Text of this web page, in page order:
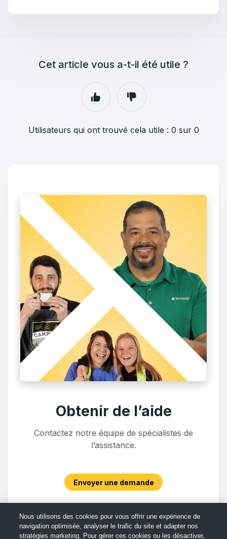
Cet article vous a-t-il été utile ?
Utilisateurs qui ont trouvé cela utile : 0 sur 0
Obtenir de l’aide
Contactez notre équipe de spécialistes de
l’assistance.
Envoyer une demande
Nous utilisons des cookies pour vous offrir une expérience de
navigation optimisée, analyser le trafic du site et adapter nos
stratégies marketing. Pour gérer ces cookies ou les désactiver,